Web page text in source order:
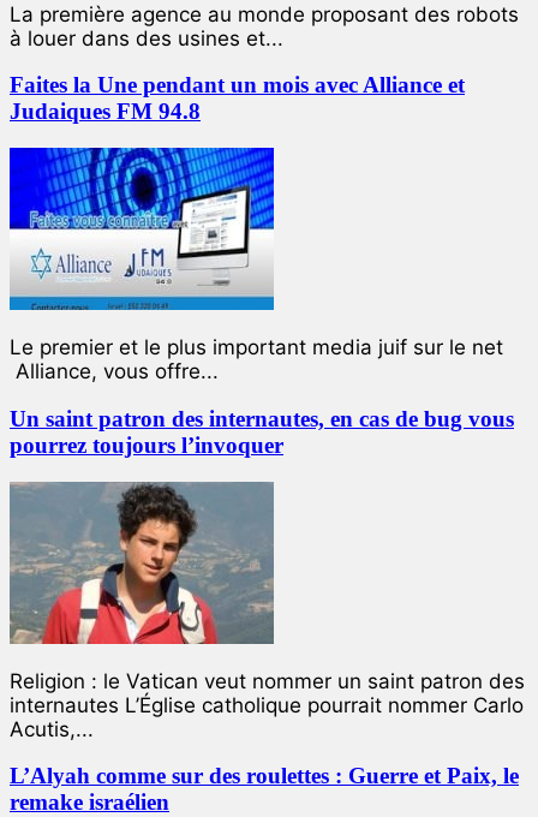
La première agence au monde proposant des robots
à louer dans des usines et...
Faites la Une pendant un mois avec Alliance et
Judaiques FM 94.8
Le premier et le plus important media juif sur le net
Alliance, vous offre...
Un saint patron des internautes, en cas de bug vous
pourrez toujours l’invoquer
Religion : le Vatican veut nommer un saint patron des
internautes L’Église catholique pourrait nommer Carlo
Acutis,...
L’Alyah comme sur des roulettes : Guerre et Paix, le
remake israélien